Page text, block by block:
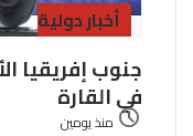
أخبار دولية
جنوب إفريقيا
في القارة
منذ يومين